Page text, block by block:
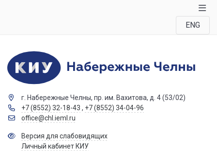
ENG
г. Набережные Челны, пр. им. Вахитова, д. 4 (53/02)
+7 (8552) 32-18-43 , +7 (8552) 34-04-96
office@chl.ieml.ru
Версия для слабовидящих
Личный кабинет КИУ